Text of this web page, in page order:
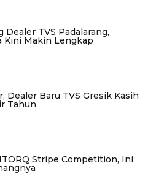
Dealer TVS Padalarang,
Kini Makin Lengkap
Dealer Baru TVS Gresik Kasih
Tahun
Stripe Competition, Ini